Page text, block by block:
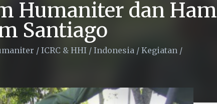
Humaniter dan Ham
Santiago
/ ICRC & HHI / Indonesia / Kegiatan /